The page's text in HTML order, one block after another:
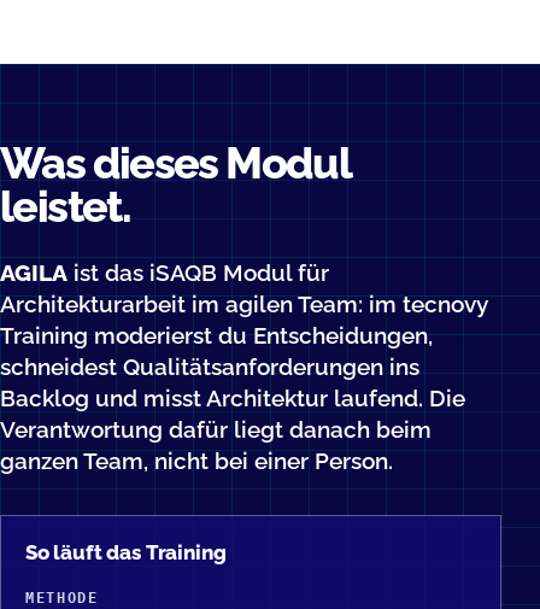
Was dieses Modul
leistet.
AGILA ist das iSAQB Modul für
Architekturarbeit im agilen Team: im tecnovy
Training moderierst du Entscheidungen,
schneidest Qualitätsanforderungen ins
Backlog und misst Architektur laufend. Die
Verantwortung dafür liegt danach beim
ganzen Team, nicht bei einer Person.
So läuft das Training
METHODE